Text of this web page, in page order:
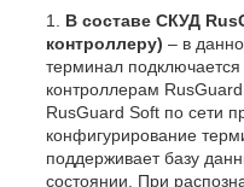
В составе СКУД
контроллеру) – в
терминал подключается
контроллерам
RusGuard Soft по сети
конфигурирование
поддерживает базу
состоянии. При